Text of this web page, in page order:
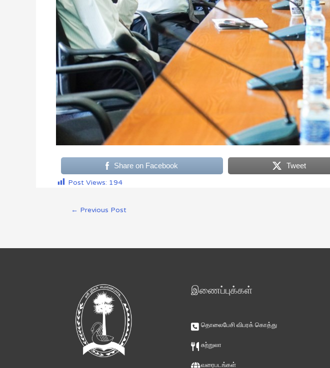
Share on Facebook Tweet
Post Views: 194
← Previous Post
இணைப்புக்கள்
தொலைபேசி விபரக் கொத்து
சுற்றுலா
வரைபடங்கள்